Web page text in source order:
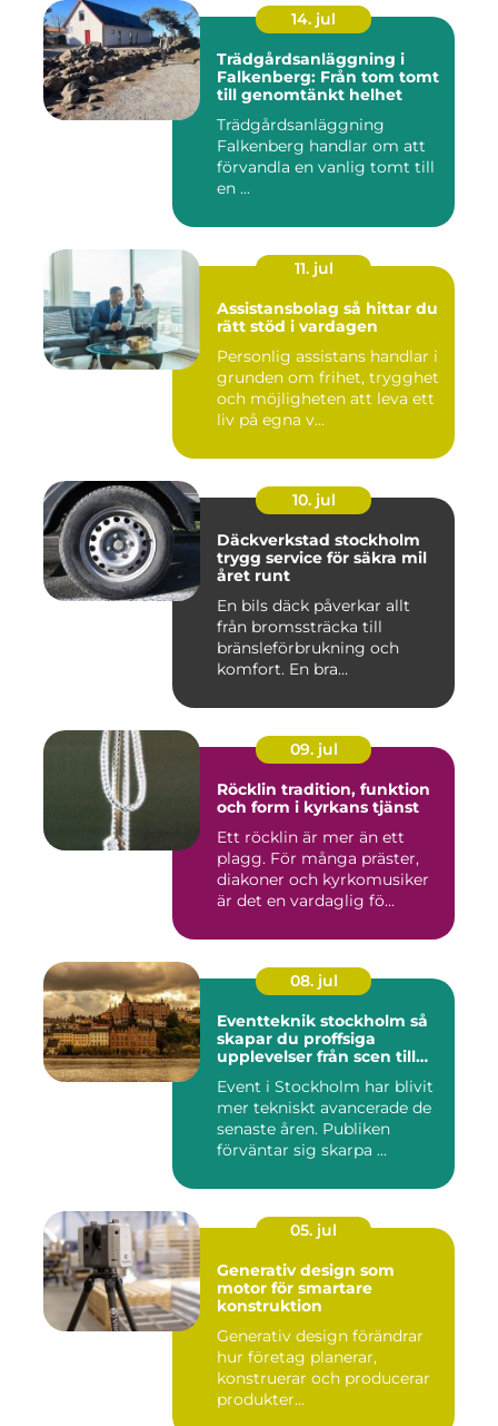
14. jul
Trädgårdsanläggning i
Falkenberg: Från tom tomt
till genomtänkt helhet
Trädgårdsanläggning
Falkenberg handlar om att
förvandla en vanlig tomt till
en ...
11. jul
Assistansbolag så hittar du
rätt stöd i vardagen
Personlig assistans handlar i
grunden om frihet, trygghet
och möjligheten att leva ett
liv på egna v...
10. jul
Däckverkstad stockholm
trygg service för säkra mil
året runt
En bils däck påverkar allt
från bromssträcka till
bränsleförbrukning och
komfort. En bra
09. jul
Röcklin tradition, funktion
och form i kyrkans tjänst
Ett röcklin är mer än ett
plagg. För många präster,
diakoner och kyrkomusiker
är det en vardaglig fö...
08. jul
Eventteknik stockholm så
skapar du proffsiga
upplevelser från scen till
Event i Stockholm har blivit
mer tekniskt avancerade de
senaste åren. Publiken
förväntar sig skarpa ...
05. jul
Generativ design som
motor för smartare
konstruktion
Generativ design förändrar
hur företag planerar,
konstruerar och producerar
produkter...